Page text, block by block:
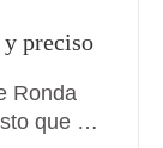
preciso
Ronda
que …